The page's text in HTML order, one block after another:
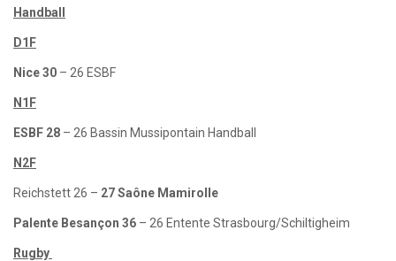
Handball
D1F
Nice 30 – 26 ESBF
N1F
ESBF 28 – 26 Bassin Mussipontain Handball
N2F
Reichstett 26 – 27 Saône Mamirolle
Palente Besançon 36 – 26 Entente Strasbourg/Schiltigheim
Rugby